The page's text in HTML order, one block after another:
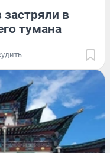
застряли в
тумана